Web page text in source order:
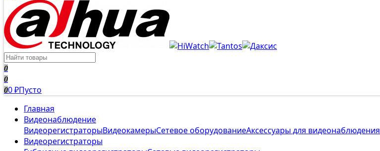
0
0
00 ₽Пусто
Главная
Видеонаблюдение
ВидеорегистраторыВидеокамерыСетевое оборудованиеАксессуары для видеонаблюдения
Видеорегистраторы